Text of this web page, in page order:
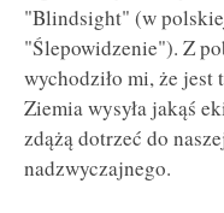
"Blindsight" (w
"Ślepowidzenie"). Z
wychodziło mi, że jest
Ziemia wysyła jakąś
zdążą dotrzeć do
nadzwyczajnego.